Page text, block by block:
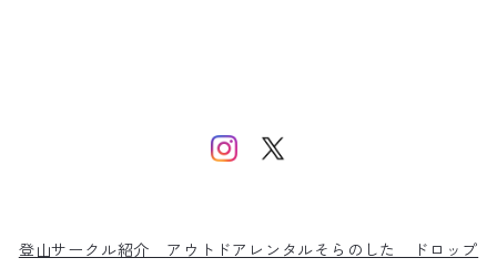
登山サークル紹介 アウトドアレンタルそらのした ドロップ